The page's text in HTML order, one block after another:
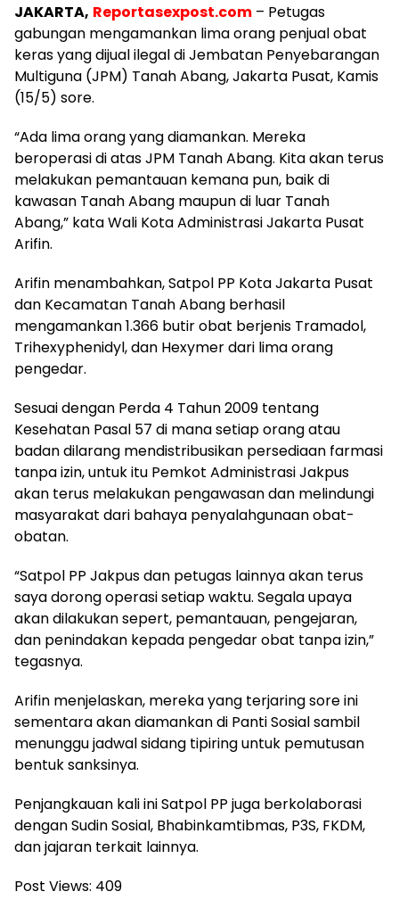
JAKARTA, Reportasexpost.com – Petugas
gabungan mengamankan lima orang penjual obat
keras yang dijual ilegal di Jembatan Penyebarangan
Multiguna (JPM) Tanah Abang, Jakarta Pusat, Kamis
(15/5) sore.
“Ada lima orang yang diamankan. Mereka
beroperasi di atas JPM Tanah Abang. Kita akan terus
melakukan pemantauan kemana pun, baik di
kawasan Tanah Abang maupun di luar Tanah
Abang,” kata Wali Kota Administrasi Jakarta Pusat
Arifin.
Arifin menambahkan, Satpol PP Kota Jakarta Pusat
dan Kecamatan Tanah Abang berhasil
mengamankan 1.366 butir obat berjenis Tramadol,
Trihexyphenidyl, dan Hexymer dari lima orang
pengedar.
Sesuai dengan Perda 4 Tahun 2009 tentang
Kesehatan Pasal 57 di mana setiap orang atau
badan dilarang mendistribusikan persediaan farmasi
tanpa izin, untuk itu Pemkot Administrasi Jakpus
akan terus melakukan pengawasan dan melindungi
masyarakat dari bahaya penyalahgunaan obat-
obatan.
“Satpol PP Jakpus dan petugas lainnya akan terus
saya dorong operasi setiap waktu. Segala upaya
akan dilakukan sepert, pemantauan, pengejaran,
dan penindakan kepada pengedar obat tanpa izin,”
tegasnya.
Arifin menjelaskan, mereka yang terjaring sore ini
sementara akan diamankan di Panti Sosial sambil
menunggu jadwal sidang tipiring untuk pemutusan
bentuk sanksinya.
Penjangkauan kali ini Satpol PP juga berkolaborasi
dengan Sudin Sosial, Bhabinkamtibmas, P3S, FKDM,
dan jajaran terkait lainnya.
Post Views: 409